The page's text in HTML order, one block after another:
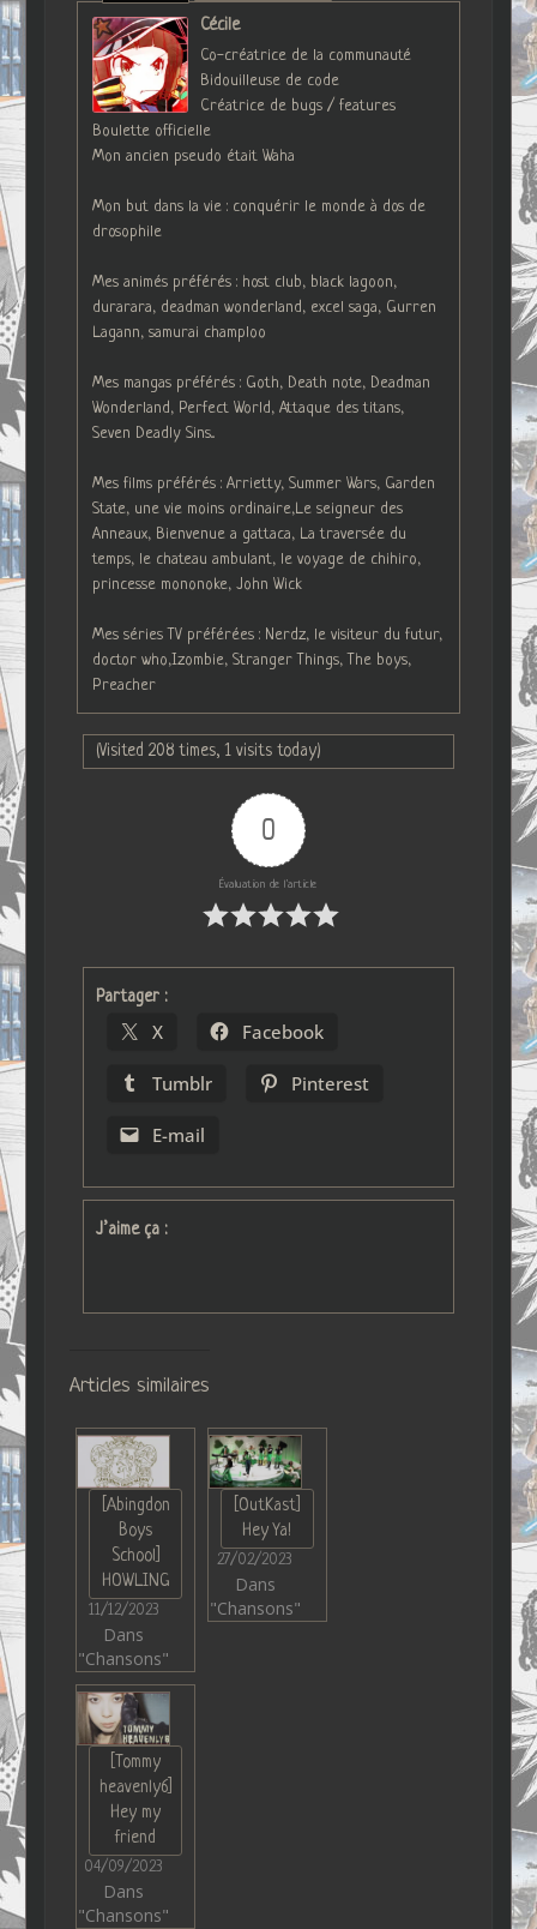
Cécile
Co-créatrice de la communauté
Bidouilleuse de code
Créatrice de bugs / features
Boulette officielle
Mon ancien pseudo était Waha
Mon but dans la vie : conquérir le monde à dos de
drosophile
Mes animés préférés : host club, black lagoon,
durarara, deadman wonderland, excel saga, Gurren
Lagann, samurai champloo
Mes mangas préférés : Goth, Death note, Deadman
Wonderland, Perfect World, Attaque des titans,
Seven Deadly Sins...
Mes films préférés : Arrietty, Summer Wars, Garden
State, une vie moins ordinaire,Le seigneur des
Anneaux, Bienvenue a gattaca, La traversée du
temps, le chateau ambulant, le voyage de chihiro,
princesse mononoke, John Wick
Mes séries TV préférées : Nerdz, le visiteur du futur,
doctor who,Izombie, Stranger Things, The boys,
Preacher
(Visited 208 times, 1 visits today)
0
Évaluation de l'article
Partager :
X Facebook
Tumblr Pinterest
E-mail
J’aime ça :
Articles similaires
[Abingdon
Boys
School]
HOWLING
11/12/2023
Dans
"Chansons"
[OutKast]
Hey Ya!
27/02/2023
Dans
"Chansons"
[Tommy
heavenly6]
Hey my
friend
04/09/2023
Dans
"Chansons"